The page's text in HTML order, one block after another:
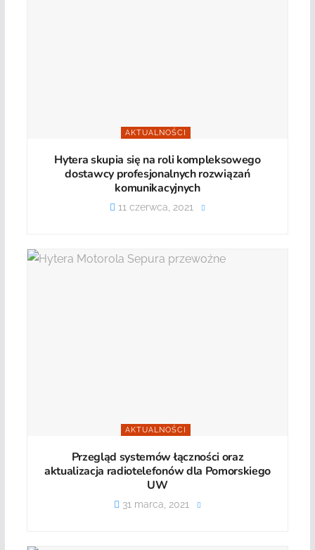
AKTUALNOŚCI
Hytera skupia się na roli kompleksowego
dostawcy profesjonalnych rozwiązań
komunikacyjnych
11 czerwca, 2021
AKTUALNOŚCI
Przegląd systemów łączności oraz
aktualizacja radiotelefonów dla Pomorskiego
UW
31 marca, 2021